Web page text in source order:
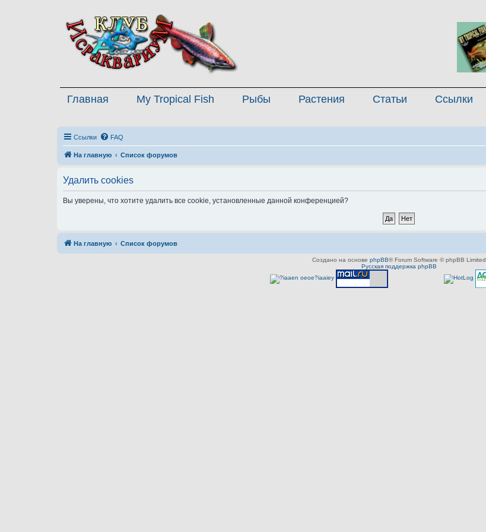
Главная My Tropical Fish Рыбы Растения Статьи Ссылки
Ссылки FAQ
На главную Список форумов
Удалить cookies
Вы уверены, что хотите удалить все cookie, установленные данной конференцией?
На главную Список форумов
Создано на основе phpBB® Forum Software © phpBB Limited
Русская поддержка phpBB